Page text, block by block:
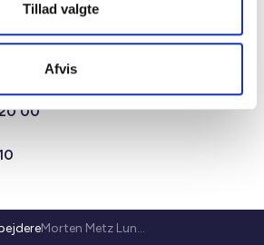
Tillad valgte
Afvis
V
Gade 2F,
C
00
Morten Metz Lundberg